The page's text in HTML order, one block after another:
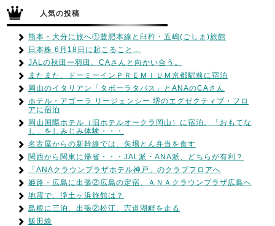
人気の投稿
熊本・大分に旅へ①豊肥本線と臼杵・五嶋(ごしま)旅館
日本株 6月18日に起こること…
JALの秋田ー羽田。CAさんと向かい合う。
またまた、ドーミーインＰＲＥＭＩＵＭ京都駅前に宿泊
岡山のイタリアン「タボーラタパス」とANAのCAさん
ホテル・アゴーラ リージェンシー 堺のエグゼクティブ・フロ
アに宿泊
岡山国際ホテル（旧ホテルオークラ岡山）に宿泊。「おもてな
し」をしみじみ体験・・・
名古屋からの新幹線では、矢場とん弁当を食す
関西から関東に帰省・・・JAL派・ANA派、どちらが有利？
「ANAクラウンプラザホテル神戸」のクラブフロアへ
姫路・広島に出張②広島の定宿、ＡＮＡクラウンプラザ広島へ
地震で、浄土ヶ浜旅館は？
島根に三泊、出張②松江、宍道湖畔を走る
飯田線